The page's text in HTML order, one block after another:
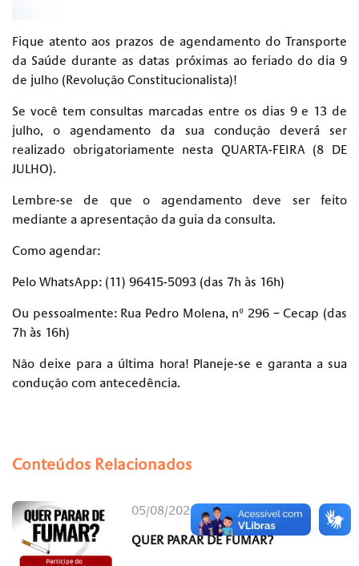
Fique atento aos prazos de agendamento do Transporte
da Saúde durante as datas próximas ao feriado do dia 9
de julho (Revolução Constitucionalista)!
Se você tem consultas marcadas entre os dias 9 e 13 de
julho, o agendamento da sua condução deverá ser
realizado obrigatoriamente nesta QUARTA-FEIRA (8 DE
JULHO).
Lembre-se de que o agendamento deve ser feito
mediante a apresentação da guia da consulta.
Como agendar:
Pelo WhatsApp: (11) 96415-5093 (das 7h às 16h)
Ou pessoalmente: Rua Pedro Molena, nº 296 – Cecap (das
7h às 16h)
Não deixe para a última hora! Planeje-se e garanta a sua
condução com antecedência.
Conteúdos Relacionados
05/08/2026 às 15h31
QUER PARAR DE FUMAR?